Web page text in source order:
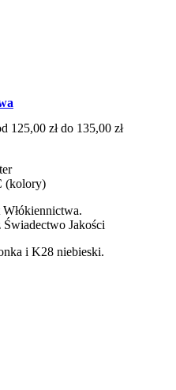
125,00 zł do 135,00 zł
(kolory)
Jakości
i K28 niebieski.